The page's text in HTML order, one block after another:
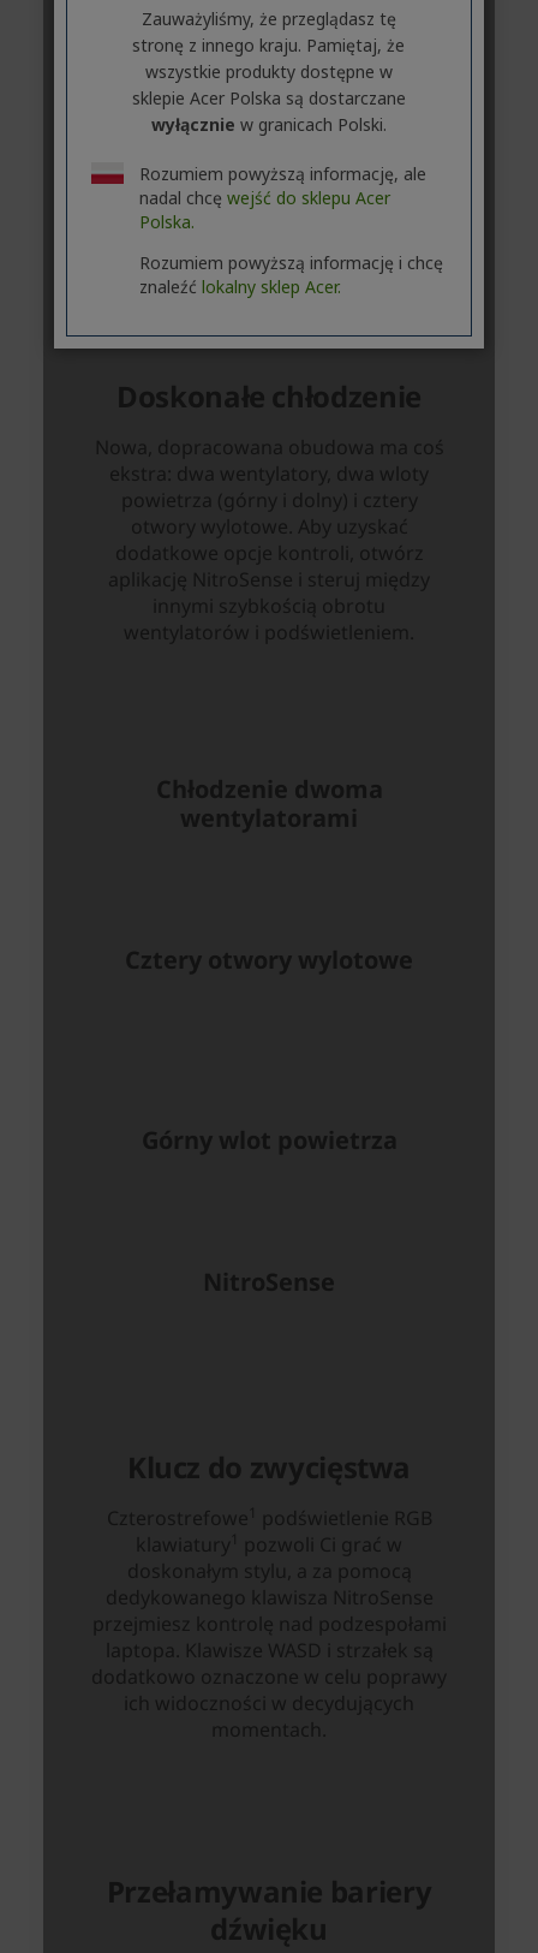
Zauważyliśmy, że przeglądasz tę
stronę z innego kraju. Pamiętaj, że
wszystkie produkty dostępne w
sklepie Acer Polska są dostarczane
wyłącznie w granicach Polski.
Rozumiem powyższą informację, ale
nadal chcę wejść do sklepu Acer
Polska.
Rozumiem powyższą informację i chcę
znaleźć lokalny sklep Acer.